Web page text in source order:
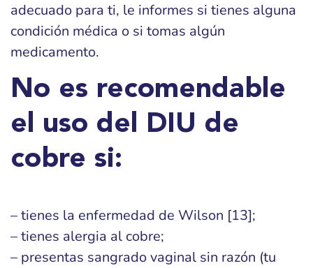
adecuado para ti, le informes si tienes alguna
condición médica o si tomas algún
medicamento.
No es recomendable
el uso del DIU de
cobre si:
– tienes la enfermedad de Wilson [13];
– tienes alergia al cobre;
– presentas sangrado vaginal sin razón (tu